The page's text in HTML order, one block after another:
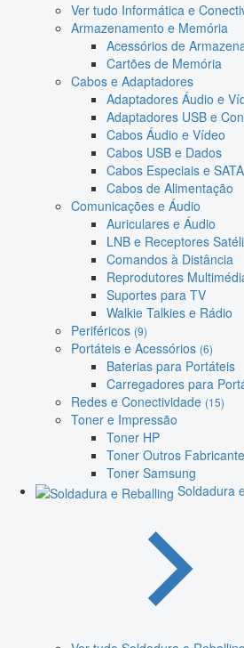
Ver tudo Informática e
Armazenamento e Memória
Acessórios de
Cartões de Memória
Cabos e Adaptadores
Adaptadores Áudio e
Adaptadores USB e
Cabos Áudio e Vídeo
Cabos USB e Dados
Cabos Especiais e SATA
Cabos de Alimentação
Comunicações e Áudio
Auriculares e Áudio
LNB e Receptores
Comandos à Distância
Reprodutores
Suportes para TV
Walkie Talkies e Rádio
Periféricos (9)
Portáteis e Acessórios (6)
Baterias para Portáteis
Carregadores para
Redes e Conectividade (15)
Toner e Impressão
Toner HP
Toner Outros
Toner Samsung
Soldadura